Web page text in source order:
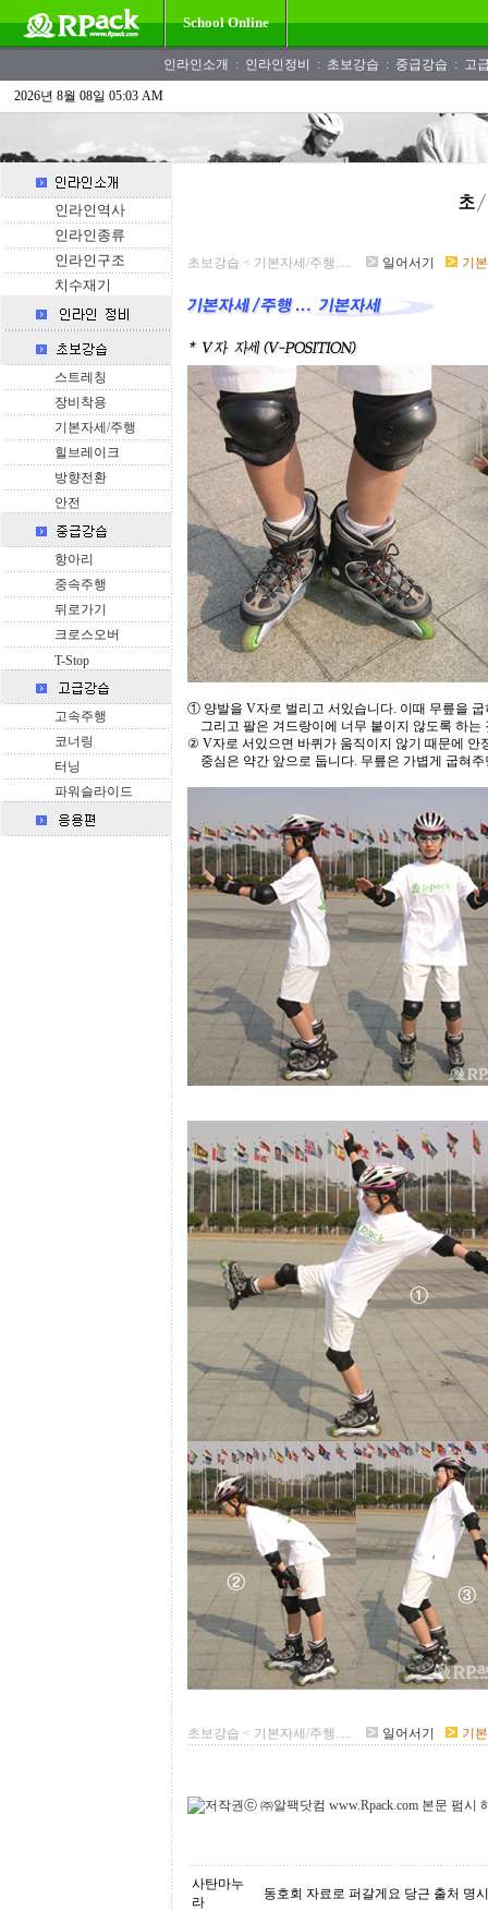
School Online
인라인소개 : 인라인정비 : 초보강습 : 중급강습 : 고
2026년 8월 08일 05:03 AM
인라인역사
인라인종류
인라인구조
치수재기
스트레칭
장비착용
기본자세/주행
힐브레이크
방향전환
안전
항아리
중속주행
뒤로가기
크로스오버
T-Stop
고속주행
코너링
터닝
파워슬라이드
초보강습 < 기본자세/주행..... 일어서기 기
① 양발을 V자로 벌리고 서있습니다. 이때 무릎을
그리고 팔은 겨드랑이에 너무 붙이지 않도록 하는
② V자로 서있으면 바퀴가 움직이지 않기 때문에 안
중심은 약간 앞으로 둡니다. 무릎은 가볍게 굽혀
초보강습 < 기본자세/주행..... 일어서기 기
사탄마누
라
동호회 자료로 퍼갈게요 당근 출처 명